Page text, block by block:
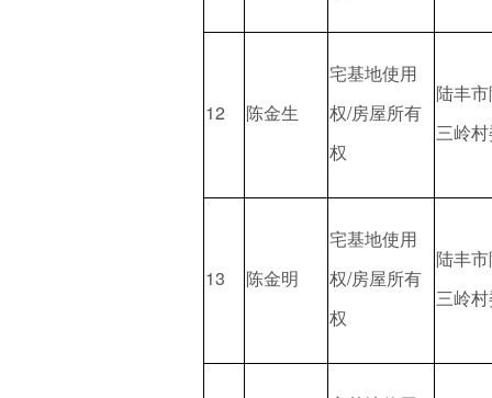
12 陈金生
宅基地使用
权/房屋所有
权
陆丰
三岭
13 陈金明
宅基地使用
权/房屋所有
权
陆丰
三岭